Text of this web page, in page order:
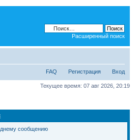
Расширенный поиск
FAQ Регистрация Вход
Текущее время: 07 авг 2026, 20:19